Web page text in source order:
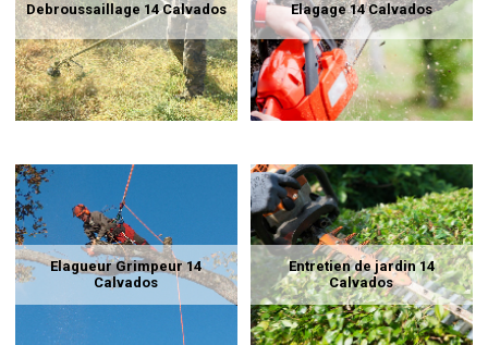
Debroussaillage 14 Calvados Elagage 14 Calvados
Elagueur Grimpeur 14
Calvados
Entretien de jardin 14
Calvados